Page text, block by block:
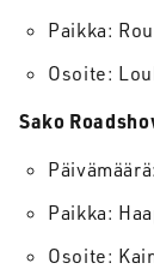
Paikka:
Osoite:
Sako
Paikka:
Osoite: